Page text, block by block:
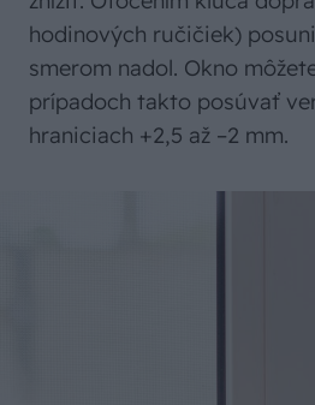
hodinových ručičiek)
smerom nadol. Okno
prípadoch takto posúvať
hraniciach +2,5 až –2 mm.